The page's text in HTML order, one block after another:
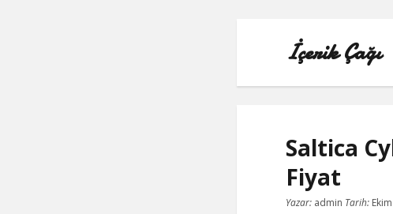
İçerik Çağı
Saltica
Fiyat
Yazar:admin Tarih: